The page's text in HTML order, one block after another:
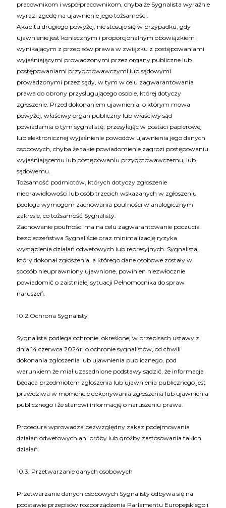
pracownikom i współpracownikom, chyba że Sygnalista wyraźnie
wyrazi zgodę na ujawnienie jego tożsamości.
Akapitu drugiego powyżej, nie stosuje się w przypadku, gdy
ujawnienie jest koniecznym i proporcjonalnym obowiązkiem
wynikającym z przepisów prawa w związku z postępowaniami
wyjaśniającymi prowadzonymi przez organy publiczne lub
postępowaniami przygotowawczymi lub sądowymi
prowadzonymi przez sądy, w tym w celu zagwarantowania
prawa do obrony przysługującego osobie, której dotyczy
zgłoszenie. Przed dokonaniem ujawnienia, o którym mowa
powyżej, właściwy organ publiczny lub właściwy sąd
powiadamia o tym sygnalistę, przesyłając w postaci papierowej
lub elektronicznej wyjaśnienie powodów ujawnienia jego danych
osobowych, chyba że takie powiadomienie zagrozi postępowaniu
wyjaśniającemu lub postępowaniu przygotowawczemu, lub
sądowemu.
Tożsamość podmiotów, których dotyczy zgłoszenie
nieprawidłowości lub osób trzecich wskazanych w zgłoszeniu
podlega wymogom zachowania poufności w analogicznym
zakresie, co tożsamość Sygnalisty.
Zachowanie poufności ma na celu zagwarantowanie poczucia
bezpieczeństwa Sygnaliście oraz minimalizację ryzyka
wystąpienia działań odwetowych lub represyjnych. Sygnalista,
który dokonał zgłoszenia, a którego dane osobowe zostały w
sposób nieuprawniony ujawnione, powinien niezwłocznie
powiadomić o zaistniałej sytuacji Pełnomocnika do spraw
naruszeń.
10.2.Ochrona Sygnalisty
Sygnalista podlega ochronie, określonej w przepisach ustawy z
dnia 14 czerwca 2024r. o ochronie sygnalistów, od chwili
dokonania zgłoszenia lub ujawnienia publicznego, pod
warunkiem że miał uzasadnione podstawy sądzić, że informacja
będąca przedmiotem zgłoszenia lub ujawnienia publicznego jest
prawdziwa w momencie dokonywania zgłoszenia lub ujawnienia
publicznego i że stanowi informację o naruszeniu prawa.
Procedura wprowadza bezwzględny zakaz podejmowania
działań odwetowych ani próby lub groźby zastosowania takich
działań.
10.3. Przetwarzanie danych osobowych
Przetwarzanie danych osobowych Sygnalisty odbywa się na
podstawie przepisów rozporządzenia Parlamentu Europejskiego i